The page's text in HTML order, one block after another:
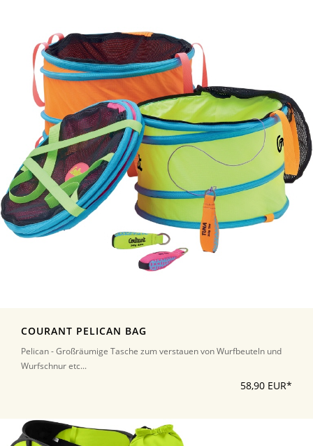
COURANT PELICAN BAG
Pelican - Großräumige Tasche zum verstauen von Wurfbeuteln und
Wurfschnur etc...
58,90 EUR*